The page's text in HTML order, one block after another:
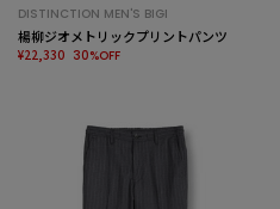
DISTINCTION MEN'S BIGI
楊柳ジオメトリックプリントパンツ
¥22,330 30%OFF